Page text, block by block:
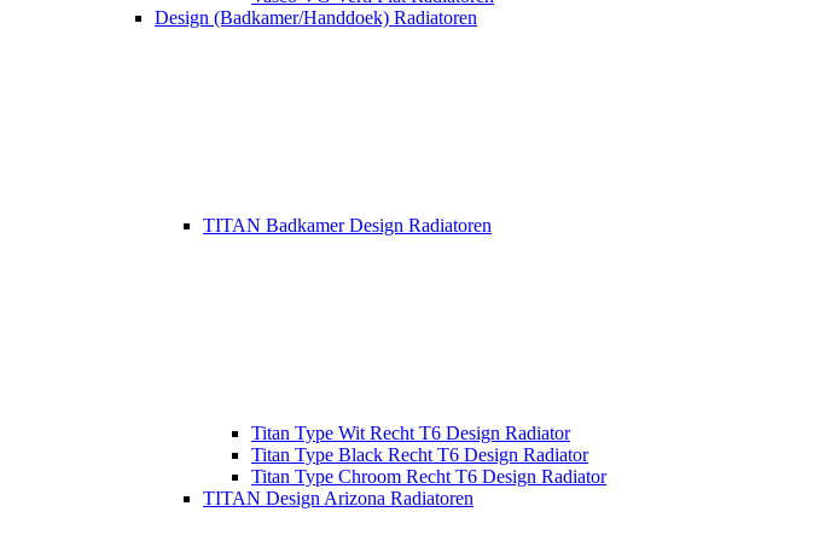
Design (Badkamer/Handdoek) Radiatoren
TITAN Badkamer Design Radiatoren
Titan Type Wit Recht T6 Design Radiator
Titan Type Black Recht T6 Design Radiator
Titan Type Chroom Recht T6 Design Radiator
TITAN Design Arizona Radiatoren